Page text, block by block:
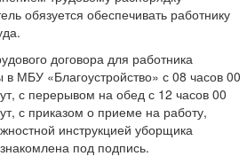
обязуется обеспечивать работнику
договора для работника
МБУ «Благоустройство» с 08 часов 00
с перерывом на обед с 12 часов 00
с приказом о приеме на работу,
инструкцией уборщика
под подпись.